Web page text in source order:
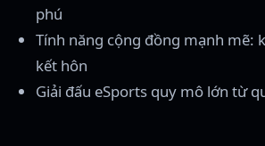
phú
Tính năng cộng đồng mạnh mẽ:
kết hôn
Giải đấu eSports quy mô lớn từ